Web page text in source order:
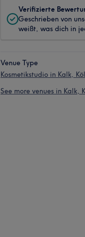
Verifizierte
Geschrieben von
weißt, was dich in
Venue Type
Kosmetikstudio in Kalk,
See more venues in Kalk,